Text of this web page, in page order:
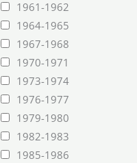
1961-1962
1964-1965
1967-1968
1970-1971
1973-1974
1976-1977
1979-1980
1982-1983
1985-1986